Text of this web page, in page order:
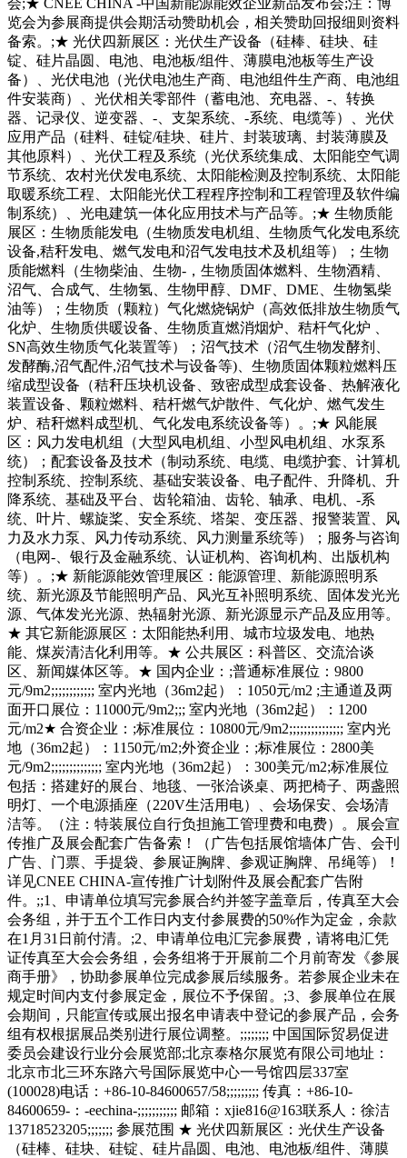
会;★ CNEE CHINA -中国新能源能效企业新品发布会;注：博
览会为参展商提供会期活动赞助机会，相关赞助回报细则资料
备索。;★ 光伏四新展区：光伏生产设备（硅棒、硅块、硅
锭、硅片晶圆、电池、电池板/组件、薄膜电池板等生产设
备）、光伏电池（光伏电池生产商、电池组件生产商、电池组
件安装商）、光伏相关零部件（蓄电池、充电器、-、转换
器、记录仪、逆变器、-、支架系统、-系统、电缆等）、光伏
应用产品（硅料、硅锭/硅块、硅片、封装玻璃、封装薄膜及
其他原料）、光伏工程及系统（光伏系统集成、太阳能空气调
节系统、农村光伏发电系统、太阳能检测及控制系统、太阳能
取暖系统工程、太阳能光伏工程程序控制和工程管理及软件编
制系统）、光电建筑一体化应用技术与产品等。;★ 生物质能
展区：生物质能发电（生物质发电机组、生物质气化发电系统
设备,秸秆发电、燃气发电和沼气发电技术及机组等）；生物
质能燃料（生物柴油、生物-，生物质固体燃料、生物酒精、
沼气、合成气、生物氢、生物甲醇、DMF、DME、生物氢柴
油等）；生物质（颗粒）气化燃烧锅炉（高效低排放生物质气
化炉、生物质供暖设备、生物质直燃消烟炉、秸杆气化炉 、
SN高效生物质气化装置等）；沼气技术（沼气生物发酵剂、
发酵酶,沼气配件,沼气技术与设备等)、生物质固体颗粒燃料压
缩成型设备（秸秆压块机设备、致密成型成套设备、热解液化
装置设备、颗粒燃料、秸杆燃气炉散件、气化炉、燃气发生
炉、秸秆燃料成型机、气化发电系统设备等）。;★ 风能展
区：风力发电机组（大型风电机组、小型风电机组、水泵系
统）；配套设备及技术（制动系统、电缆、电缆护套、计算机
控制系统、控制系统、基础安装设备、电子配件、升降机、升
降系统、基础及平台、齿轮箱油、齿轮、轴承、电机、-系
统、叶片、螺旋桨、安全系统、塔架、变压器、报警装置、风
力及水力泵、风力传动系统、风力测量系统等）；服务与咨询
（电网-、银行及金融系统、认证机构、咨询机构、出版机构
等）。;★ 新能源能效管理展区：能源管理、新能源照明系
统、新光源及节能照明产品、风光互补照明系统、固体发光光
源、气体发光光源、热辐射光源、新光源显示产品及应用等。
★ 其它新能源展区：太阳能热利用、城市垃圾发电、地热
能、煤炭清洁化利用等。★ 公共展区：科普区、交流洽谈
区、新闻媒体区等。★ 国内企业：;普通标准展位：9800
元/9m2;;;;;;;;;;;; 室内光地（36m2起）：1050元/m2 ;主通道及两
面开口展位：11000元/9m2;;; 室内光地（36m2起）：1200
元/m2★ 合资企业：;标准展位：10800元/9m2;;;;;;;;;;;;;;; 室内光
地（36m2起）：1150元/m2;外资企业：;标准展位：2800美
元/9m2;;;;;;;;;;;;;; 室内光地（36m2起）：300美元/m2;标准展位
包括：搭建好的展台、地毯、一张洽谈桌、两把椅子、两盏照
明灯、一个电源插座（220V生活用电）、会场保安、会场清
洁等。（注：特装展位自行负担施工管理费和电费）。展会宣
传推广及展会配套广告备索！（广告包括展馆墙体广告、会刊
广告、门票、手提袋、参展证胸牌、参观证胸牌、吊绳等）！
详见CNEE CHINA-宣传推广计划附件及展会配套广告附
件。;;1、申请单位填写完参展合约并签字盖章后，传真至大会
会务组，并于五个工作日内支付参展费的50%作为定金，余款
在1月31日前付清。;2、申请单位电汇完参展费，请将电汇凭
证传真至大会会务组，会务组将于开展前二个月前寄发《参展
商手册》，协助参展单位完成参展后续服务。若参展企业未在
规定时间内支付参展定金，展位不予保留。;3、参展单位在展
会期间，只能宣传或展出报名申请表中登记的参展产品，会务
组有权根据展品类别进行展位调整。;;;;;;;; 中国国际贸易促进
委员会建设行业分会展览部;北京泰格尔展览有限公司地址：
北京市北三环东路六号国际展览中心一号馆四层337室
(100028)电话：+86-10-84600657/58;;;;;;;;; 传真：+86-10-
84600659-：-eechina-;;;;;;;;;;; 邮箱：xjie816@163联系人：徐洁
13718523205;;;;;;; 参展范围 ★ 光伏四新展区：光伏生产设备
（硅棒、硅块、硅锭、硅片晶圆、电池、电池板/组件、薄膜